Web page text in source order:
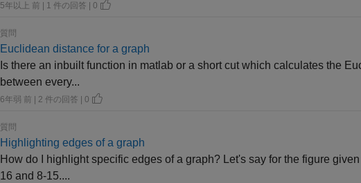
5年以上 前 | 1 件の回答 | 0
質問
Euclidean distance for a graph
Is there an inbuilt function in matlab or a short cut which calculates the
between every...
6年弱 前 | 2 件の回答 | 0
質問
Highlighting edges of a graph
How do I highlight specific edges of a graph? Let's say for the figure
16 and 8-15....